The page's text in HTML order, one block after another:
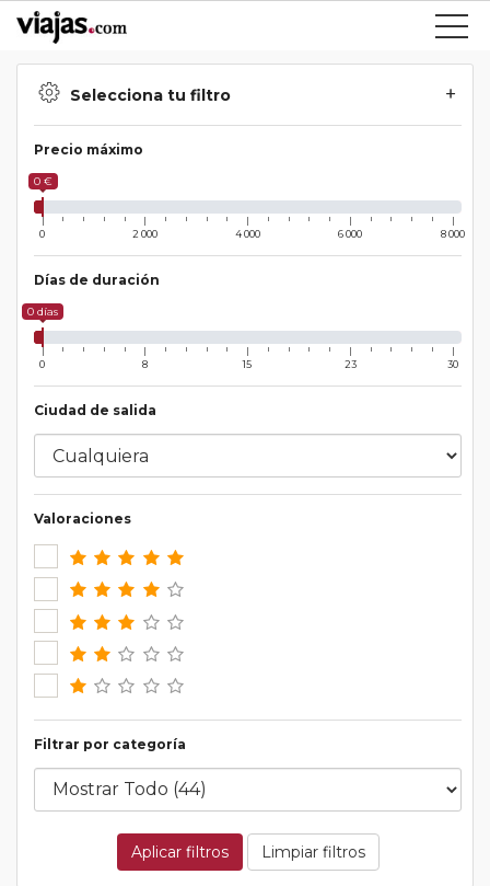
Selecciona tu filtro
Precio máximo
0 €
0 2 000 4 000 6 000 8 000
Días de duración
0 días
0 8 15 23 30
Ciudad de salida
Valoraciones
Filtrar por categoría
Aplicar filtros Limpiar filtros